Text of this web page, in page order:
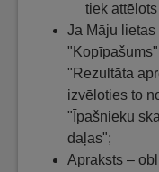
tiek
Ja Māju
"Rezultāta
izvēloties to
"Īpašnieku
daļas";
Apraksts –